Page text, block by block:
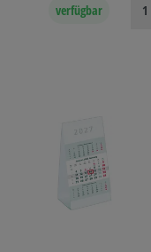
verfügbar